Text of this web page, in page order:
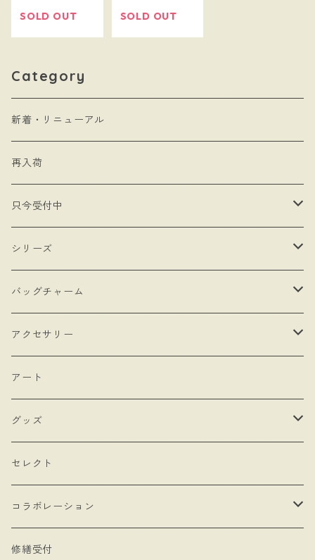
SOLD OUT
SOLD OUT
Category
新着・リニューアル
再入荷
只今受付中
・受注制作
・抽選販売
シリーズ
- 馬
・bracket No.
- リボン
- モロッカンチャーム
- hand
- Drop Rose
- 本型チャーム
- Lady & Royal
バッグチャーム
- ロゼットタイプ
- ネックレスタイプ
- シングルタイプ
- チェーン・カラビナ
アクセサリー
- ブローチ
- 耳飾り
- ネックレス
アート
グッズ
- バッグ
- ステッカー
- クリーナークロス
セレクト
コラボレーション
limboussole
修繕受付